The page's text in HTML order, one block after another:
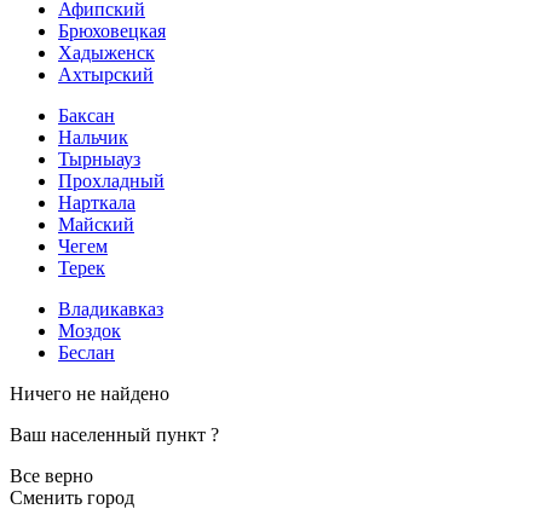
Афипский
Брюховецкая
Хадыженск
Ахтырский
Баксан
Нальчик
Тырныауз
Прохладный
Нарткала
Майский
Чегем
Терек
Владикавказ
Моздок
Беслан
Ничего не найдено
Ваш населенный пункт ?
Все верно
Сменить город